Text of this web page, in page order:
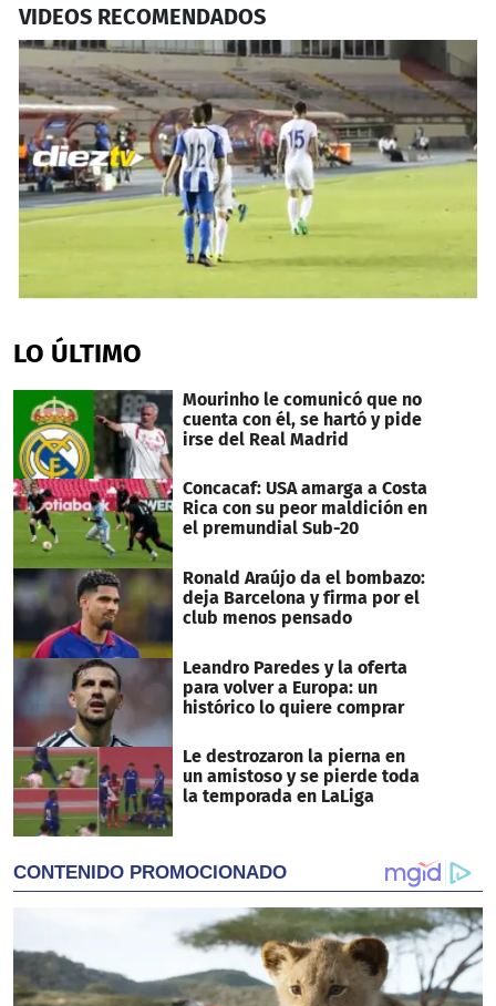
VIDEOS RECOMENDADOS
of
1
1
second
LO ÚLTIMO
Mourinho le comunicó que no
cuenta con él, se hartó y pide
irse del Real Madrid
Concacaf: USA amarga a Costa
Rica con su peor maldición en
el premundial Sub-20
Ronald Araújo da el bombazo:
deja Barcelona y firma por el
club menos pensado
Leandro Paredes y la oferta
para volver a Europa: un
histórico lo quiere comprar
Le destrozaron la pierna en
un amistoso y se pierde toda
la temporada en LaLiga